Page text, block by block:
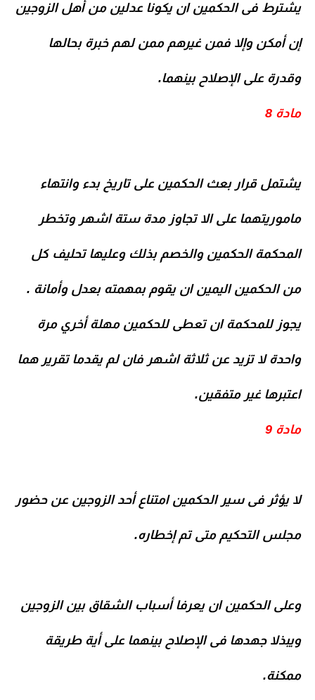
يشترط فى الحكمين ان يكونا عدلين من أهل الزوجين
إن أمكن وإلا فمن غيرهم ممن لهم خبرة بحالها
وقدرة على الإصلاح بينهما.
مادة 8
يشتمل قرار بعث الحكمين على تاريخ بدء وانتهاء
ماموريتهما على الا تجاوز مدة ستة اشهر وتخطر
المحكمة الحكمين والخصم بذلك وعليها تحليف كل
من الحكمين اليمين ان يقوم بمهمته بعدل وأمانة .
يجوز للمحكمة ان تعطى للحكمين مهلة أخري مرة
واحدة لا تزيد عن ثلاثة اشهر فان لم يقدما تقرير هما
اعتبرها غير متفقين.
مادة 9
لا يؤثر فى سير الحكمين امتناع أحد الزوجين عن حضور
مجلس التحكيم متى تم إخطاره.
وعلى الحكمين ان يعرفا أسباب الشقاق بين الزوجين
ويبذلا جهدها فى الإصلاح بينهما على أية طريقة
ممكنة.